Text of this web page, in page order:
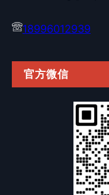
18996012939
官方微信